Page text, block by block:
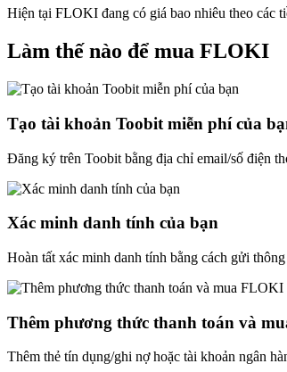
Hiện tại FLOKI đang có giá bao nhiêu theo các
Làm thế nào để mua FLOKI
Tạo tài khoản Toobit miễn phí của
Đăng ký trên Toobit bằng địa chỉ email/số điện
Xác minh danh tính của bạn
Hoàn tất xác minh danh tính bằng cách gửi
Thêm phương thức thanh toán và
Thêm thẻ tín dụng/ghi nợ hoặc tài khoản ngân